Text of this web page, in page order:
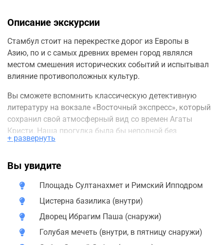
Описание экскурсии
Стамбул стоит на перекрестке дорог из Европы в
Азию, по и с самых древних времен город являлся
местом смешения исторических событий и испытывал
влияние противоположных культур.
Вы сможете вспомнить классическую детективную
литературу на вокзале «Восточный экспресс», который
сохранил свой атмосферный вид со времен Агаты
Кристи. Наша прогулка была бы неполной без
дегустации турецкой кухни. Нас ждет обед, состоящий
также дегустация турецкого кофе.
Восток славится своими базарами.
Мы посетим Гранд-Базар, сияющее богатство которого
заставляет вспомнить сокровища Али Бабы.
И пройдем по рядам Египетского базара, знаменитого
+ развернуть
Вы увидите
Площадь Султанахмет и Римский Ипподром
Цистерна базилика (внутри)
Дворец Ибрагим Паша (снаружи)
Голубая мечеть (внутри, в пятницу снаружи)